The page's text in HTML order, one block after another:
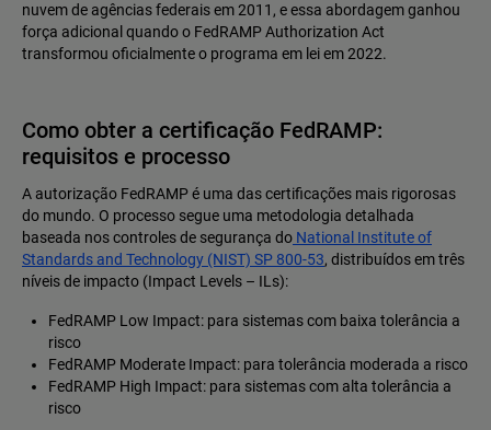
nuvem de agências federais em 2011, e essa abordagem ganhou
força adicional quando o FedRAMP Authorization Act
transformou oficialmente o programa em lei em 2022.
Como obter a certificação FedRAMP:
requisitos e processo
A autorização FedRAMP é uma das certificações mais rigorosas
do mundo. O processo segue uma metodologia detalhada
baseada nos controles de segurança do National Institute of
Standards and Technology (NIST) SP 800-53, distribuídos em três
níveis de impacto (Impact Levels – ILs):
FedRAMP Low Impact: para sistemas com baixa tolerância a
risco
FedRAMP Moderate Impact: para tolerância moderada a risco
FedRAMP High Impact: para sistemas com alta tolerância a
risco